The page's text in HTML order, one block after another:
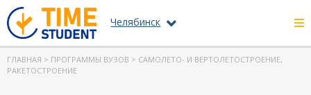
Челябинск
ГЛАВНАЯ > ПРОГРАММЫ ВУЗОВ > САМОЛЕТО- И ВЕРТОЛЕТОСТРОЕНИЕ,
РАКЕТОСТРОЕНИЕ